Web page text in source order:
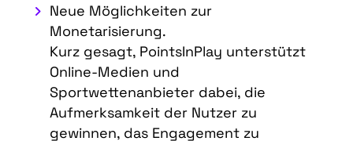
Neue Möglichkeiten zur
Monetarisierung.
Kurz gesagt, PointsInPlay unterstützt
Online-Medien und
Sportwettenanbieter dabei, die
Aufmerksamkeit der Nutzer zu
gewinnen, das Engagement zu